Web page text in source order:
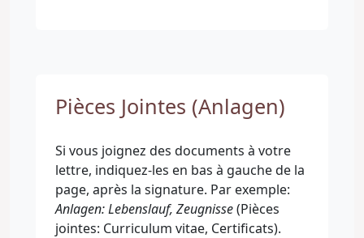
Pièces Jointes (Anlagen)
Si vous joignez des documents à votre
lettre, indiquez-les en bas à gauche de la
page, après la signature. Par exemple:
Anlagen: Lebenslauf, Zeugnisse(Pièces
jointes: Curriculum vitae, Certificats).